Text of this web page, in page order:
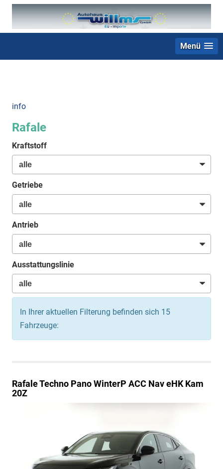
Menü
info
Rafale
Kraftstoff
Getriebe
Antrieb
Ausstattungslinie
In Ihrer aktuellen Filterung befinden sich 15
Fahrzeuge:
RafaleTechno Pano WinterP ACC Nav eHK Kam
20Z